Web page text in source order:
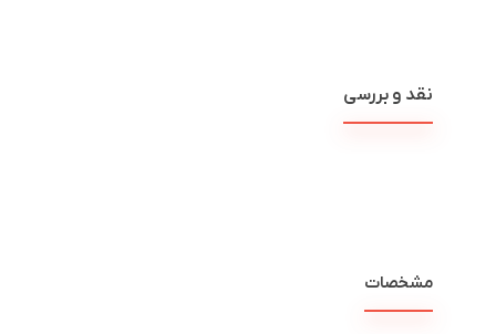
نقد و بررسی
مشخصات